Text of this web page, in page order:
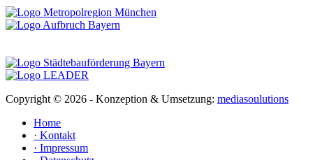
Copyright © 2026 - Konzeption & Umsetzung: mediasoulutions
Home
· Kontakt
· Impressum